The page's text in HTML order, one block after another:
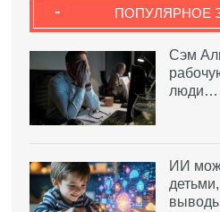
ПОПУЛЯРНОЕ
-
Сэм
люди…
ИИ